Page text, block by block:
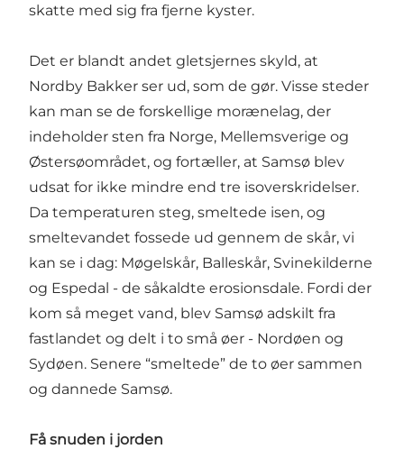
skatte med sig fra fjerne kyster.
Det er blandt andet gletsjernes skyld, at
Nordby Bakker ser ud, som de gør. Visse steder
kan man se de forskellige morænelag, der
indeholder sten fra Norge, Mellemsverige og
Østersøområdet, og fortæller, at Samsø blev
udsat for ikke mindre end tre isoverskridelser.
Da temperaturen steg, smeltede isen, og
smeltevandet fossede ud gennem de skår, vi
kan se i dag: Møgelskår, Balleskår, Svinekilderne
og Espedal - de såkaldte erosionsdale. Fordi der
kom så meget vand, blev Samsø adskilt fra
fastlandet og delt i to små øer - Nordøen og
Sydøen. Senere “smeltede” de to øer sammen
og dannede Samsø.
Få snuden i jorden